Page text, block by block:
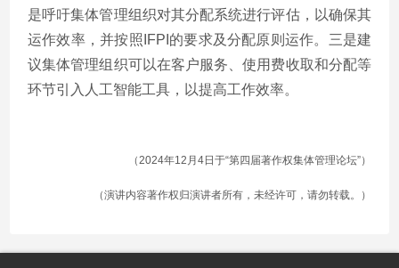
是呼吁集体管理组织对其分配系统进行评估，以确保其
运作效率，并按照IFPI的要求及分配原则运作。三是建
议集体管理组织可以在客户服务、使用费收取和分配等
环节引入人工智能工具，以提高工作效率。
（2024年12月4日于“第四届著作权集体管理论坛”）
（演讲内容著作权归演讲者所有，未经许可，请勿转载。）